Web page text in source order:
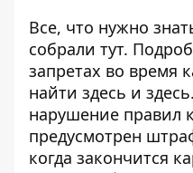
Все, что нужно
собрали тут.
запретах во время
найти здесь и здесь
нарушение правил
предусмотрен
когда закончится